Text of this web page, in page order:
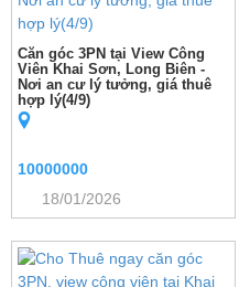
Căn góc 3PN tại View Công
Viên Khai Sơn, Long Biên -
Nơi an cư lý tưởng, giá thuê
hợp lý(4/9)
10000000
18/01/2026